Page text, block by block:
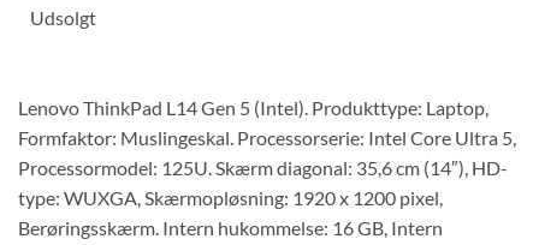
Udsolgt
Lenovo ThinkPad L14 Gen 5 (Intel). Produkttype: Laptop,
Formfaktor: Muslingeskal. Processorserie: Intel Core Ultra 5,
Processormodel: 125U. Skærm diagonal: 35,6 cm (14″), HD-
type: WUXGA, Skærmopløsning: 1920 x 1200 pixel,
Berøringsskærm. Intern hukommelse: 16 GB, Intern